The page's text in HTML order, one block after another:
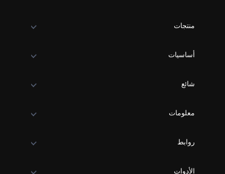
منتجات
أساسيات
شائع
معلومات
روابط
الأدوات